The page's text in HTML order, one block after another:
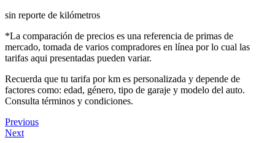
sin reporte de kilómetros
*La comparación de precios es una referencia de primas de
mercado, tomada de varios compradores en línea por lo cual las
tarifas aqui presentadas pueden variar.
Recuerda que tu tarifa por km es personalizada y depende de
factores como: edad, género, tipo de garaje y modelo del auto.
Consulta términos y condiciones.
Previous
Next